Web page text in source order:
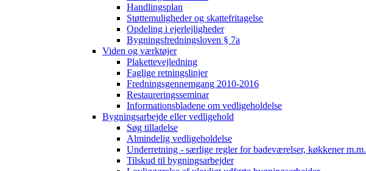
Handlingsplan
Støttemuligheder og skattefritagelse
Opdeling i ejerlejligheder
Bygningsfredningsloven § 7a
Viden og værktøjer
Plakettevejledning
Faglige retningslinjer
Fredningsgennemgang 2010-2016
Restaureringsseminar
Informationsbladene om vedligeholdelse
Bygningsarbejde eller vedligehold
Søg tilladelse
Almindelig vedligeholdelse
Underretning - særlige regler for badeværelser, køkkener m.m.
Tilskud til bygningsarbejder